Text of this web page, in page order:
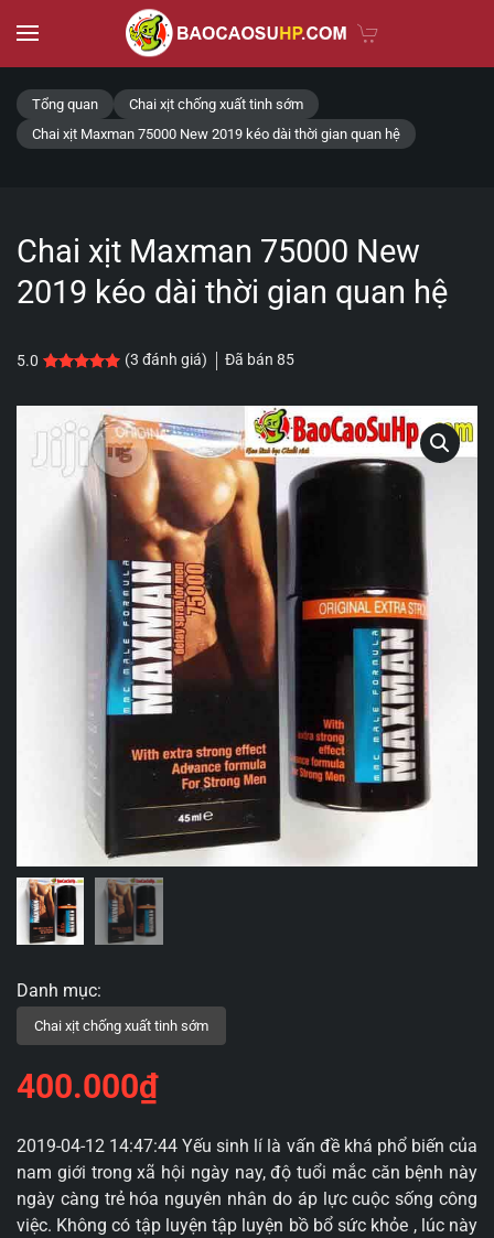
Skip to main content
Tổng quan
Chai xịt chống xuất tinh sớm
Chai xịt Maxman 75000 New 2019 kéo dài thời gian quan hệ
Chai xịt Maxman 75000 New
2019 kéo dài thời gian quan hệ
5.0 5.0 trên 5 dựa trên
3 đánh giá
(3 đánh giá) Đã bán 85
400.000₫
2019-04-12 14:47:44 Yếu sinh lí là vấn đề khá phổ biến của
nam giới trong xã hội ngày nay, độ tuổi mắc căn bệnh này
ngày càng trẻ hóa nguyên nhân do áp lực cuộc sống công
việc. Không có tập luyện tập luyện bồ bổ sức khỏe , lúc này